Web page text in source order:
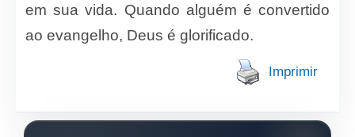
em sua vida. Quando alguém é convertido
ao evangelho, Deus é glorificado.
Imprimir